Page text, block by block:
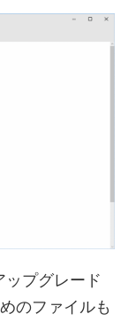
プグレード
のファイルも